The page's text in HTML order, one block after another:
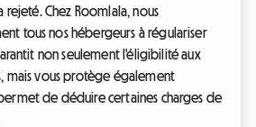
rejeté. Chez Roomlala, nous
tous nos hébergeurs à régulariser
non seulement l'éligibilité aux
mais vous protège également
de déduire certaines charges de